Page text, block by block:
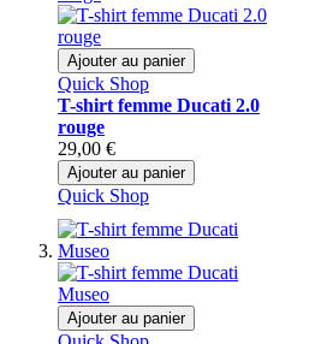
Ajouter au panier
Quick Shop
T-shirt femme Ducati 2.0
rouge
29,00 €
Ajouter au panier
Quick Shop
Ajouter au panier